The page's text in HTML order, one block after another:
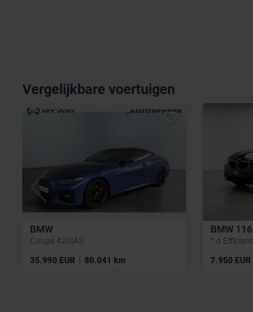
Vergelijkbare voertuigen
BMW
Coupé 420iAS
35.990 EUR | 80.041 km
BMW 116
7.950 EUR